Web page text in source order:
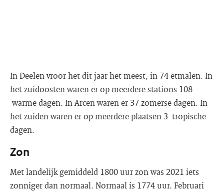
In Deelen vroor het dit jaar het meest, in 74 etmalen. In
het zuidoosten waren er op meerdere stations 108
warme dagen. In Arcen waren er 37 zomerse dagen. In
het zuiden waren er op meerdere plaatsen 3 tropische
dagen.
Zon
Met landelijk gemiddeld 1800 uur zon was 2021 iets
zonniger dan normaal. Normaal is 1774 uur. Februari